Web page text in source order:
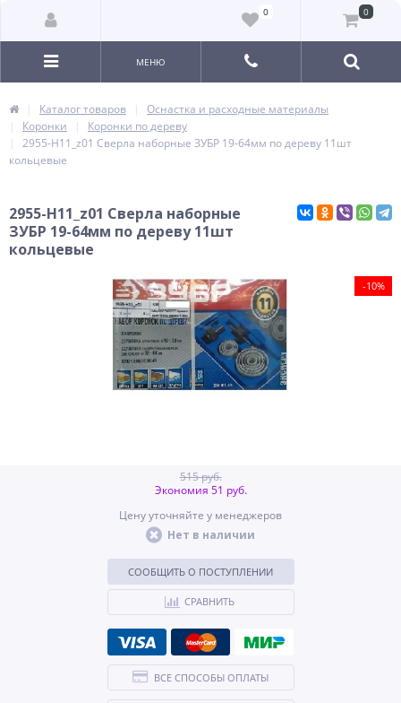
0 0
МЕНЮ
Каталог товаров
Оснастка и расходные материалы
Коронки
Коронки по дереву
2955-H11_z01 Сверла наборные ЗУБР 19-64мм по дереву 11шт
кольцевые
2955-H11_z01 Сверла наборные
ЗУБР 19-64мм по дереву 11шт
кольцевые
-10%
515 руб.
Экономия 51 руб.
Цену уточняйте у менеджеров
Нет в наличии
СООБЩИТЬ О ПОСТУПЛЕНИИ
СРАВНИТЬ
ВСЕ СПОСОБЫ ОПЛАТЫ